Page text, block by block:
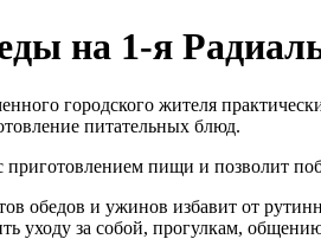
на 1-я
городского жителя
питательных блюд.
приготовлением пищи и позволит
обедов и ужинов избавит от
уходу за собой, прогулкам,